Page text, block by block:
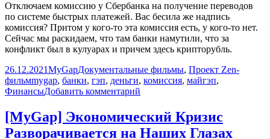
Отключаем комиссию у Сбербанка на получение переводов
по системе быстрых платежей. Вас бесила же надпись
комиссия? Притом у кого-то эта комиссия есть, у кого-то нет.
Сейчас мы раскидаем, что там банки намутили, что за
конфликт был в кулуарах и причем здесь крипторубль.
Опубликовано
26.12.2021Автор
MyGapРубрики
Документальные фильмы, Проект Zen-
фильмМетки
mygap, банки, гэп, деньги, комиссия, майгэп,
ФинансыДобавить комментарий
30
секунд
и
[MyGap] Экономический Кризис
Разворачивается на Наших Глазах